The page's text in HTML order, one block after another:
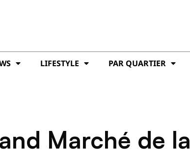
LIFESTYLE PAR QUARTIER
Marché de la